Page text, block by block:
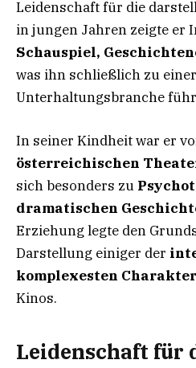
Leidenschaft für die
in jungen Jahren zeigte er
Schauspiel,
was ihn schließlich zu
Unterhaltungsbranche
In seiner Kindheit war er
österreichischen
sich besonders zu
dramatischen
Erziehung legte den
Darstellung einiger der
komplexesten
Kinos.
Leidenschaft für